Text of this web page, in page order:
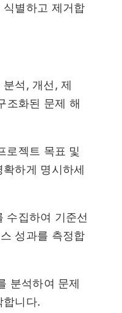
별하고 제거합
석, 개선, 제
조화된 문제 해
로젝트 목표 및
하게 명시하세
수집하여 기준선
성과를 측정합
분석하여 문제
합니다.